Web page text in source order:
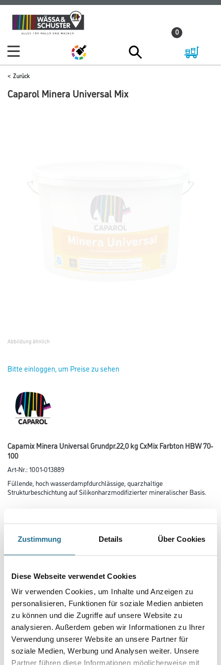
Zustimmung Details Über Cookies
Diese Webseite verwendet Cookies
Wir verwenden Cookies, um Inhalte und Anzeigen zu
personalisieren, Funktionen für soziale Medien anbieten
zu können und die Zugriffe auf unsere Website zu
analysieren. Außerdem geben wir Informationen zu Ihrer
Verwendung unserer Website an unsere Partner für
soziale Medien, Werbung und Analysen weiter. Unsere
Partner führen diese Informationen möglicherweise mit
Zum
Inhalt
Zum
Navigationsmenü
0
Zurück
Caparol Minera Universal Mix
Abbildung ähnlich
Bitte einloggen, um Preise zu sehen
Capamix Minera Universal Grundpr.22,0 kg CxMix Farbton HBW 70-
100
Art-Nr.:1001-013889
Füllende, hoch wasserdampfdurchlässige, quarzhaltige
Strukturbeschichtung auf Silikonharzmodifizierter mineralischer Basis.
Gebinde
Umrechnungsfaktoren